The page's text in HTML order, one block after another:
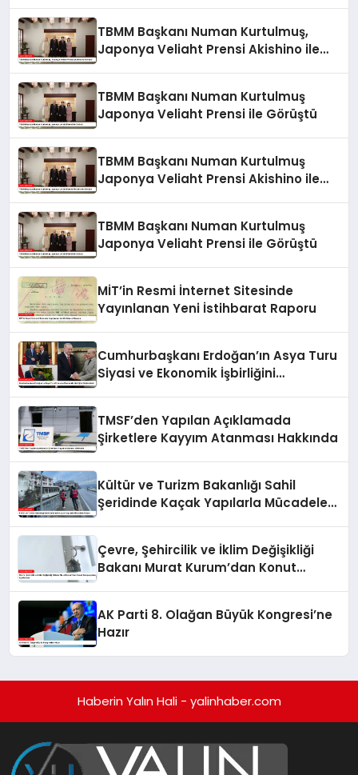
TBMM Başkanı Numan Kurtulmuş,
Japonya Veliaht Prensi Akishino ile
TBMM Başkanı Numan Kurtulmuş
Japonya Veliaht Prensi ile Görüştü
TBMM Başkanı Numan Kurtulmuş
Japonya Veliaht Prensi Akishino ile
TBMM Başkanı Numan Kurtulmuş
Japonya Veliaht Prensi ile Görüştü
MİT’in Resmi İnternet Sitesinde
Yayınlanan Yeni İstihbarat Raporu
Cumhurbaşkanı Erdoğan’ın Asya Turu
Siyasi ve Ekonomik İşbirliğini
TMSF’den Yapılan Açıklamada
Şirketlere Kayyım Atanması Hakkında
Kültür ve Turizm Bakanlığı Sahil
Şeridinde Kaçak Yapılarla Mücadele
Çevre, Şehircilik ve İklim Değişikliği
Bakanı Murat Kurum’dan Konut
AK Parti 8. Olağan Büyük Kongresi’ne
Hazır
Haberin Yalın Hali - yalinhaber.com